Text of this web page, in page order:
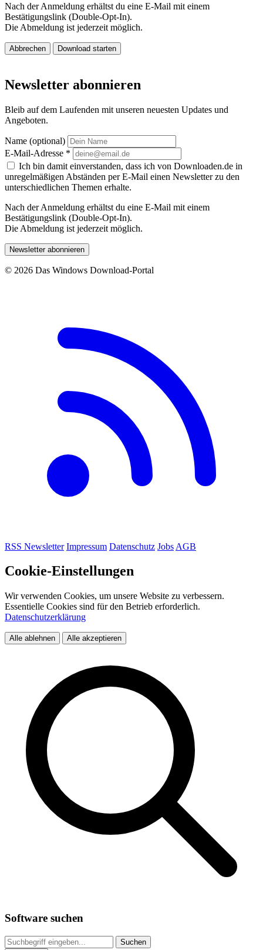
Nach der Anmeldung erhältst du eine E-Mail mit einem
Bestätigungslink (Double-Opt-In).
Die Abmeldung ist jederzeit möglich.
Abbrechen Download starten
Newsletter abonnieren
Bleib auf dem Laufenden mit unseren neuesten Updates und
Angeboten.
Name (optional)
E-Mail-Adresse *
Ich bin damit einverstanden, dass ich von Downloaden.de in
unregelmäßigen Abständen per E-Mail einen Newsletter zu den
unterschiedlichen Themen erhalte.
Nach der Anmeldung erhältst du eine E-Mail mit einem
Bestätigungslink (Double-Opt-In).
Die Abmeldung ist jederzeit möglich.
Newsletter abonnieren
© 2026 Das Windows Download-Portal
RSS Newsletter Impressum Datenschutz Jobs AGB
Cookie-Einstellungen
Wir verwenden Cookies, um unsere Website zu verbessern.
Essentielle Cookies sind für den Betrieb erforderlich.
Datenschutzerklärung
Alle ablehnen Alle akzeptieren
Software suchen
Suchen